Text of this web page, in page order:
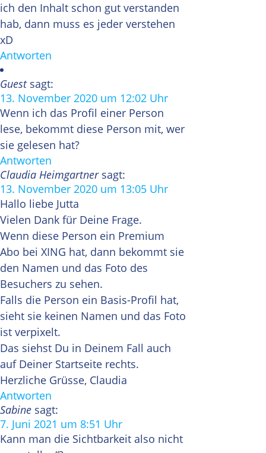
ich den Inhalt schon gut verstanden
hab, dann muss es jeder verstehen
xD
Antworten
Guest sagt:
13. November 2020 um 12:02 Uhr
Wenn ich das Profil einer Person
lese, bekommt diese Person mit, wer
sie gelesen hat?
Antworten
Claudia Heimgartner sagt:
13. November 2020 um 13:05 Uhr
Hallo liebe Jutta
Vielen Dank für Deine Frage.
Wenn diese Person ein Premium
Abo bei XING hat, dann bekommt sie
den Namen und das Foto des
Besuchers zu sehen.
Falls die Person ein Basis-Profil hat,
sieht sie keinen Namen und das Foto
ist verpixelt.
Das siehst Du in Deinem Fall auch
auf Deiner Startseite rechts.
Herzliche Grüsse, Claudia
Antworten
Sabine sagt:
7. Juni 2021 um 8:51 Uhr
Kann man die Sichtbarkeit also nicht